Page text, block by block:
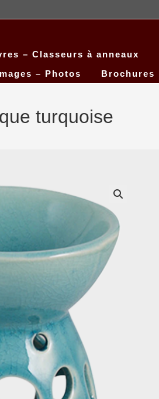
– Classeurs à anneaux
– Photos Brochures
turquoise